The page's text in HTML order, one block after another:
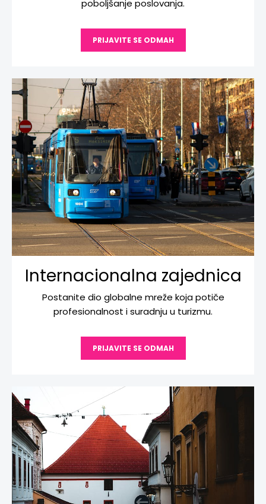
poboljšanje poslovanja.
PRIJAVITE SE ODMAH
Internacionalna zajednica
Postanite dio globalne mreže koja potiče
profesionalnost i suradnju u turizmu.
PRIJAVITE SE ODMAH